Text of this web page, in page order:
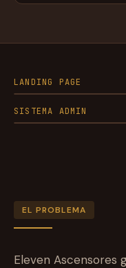
LANDING PAGE
SISTEMA ADMIN
EL PROBLEMA
Eleven Ascensores